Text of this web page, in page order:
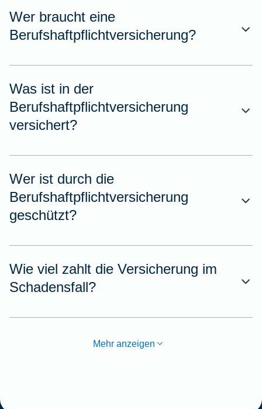
Wer braucht eine
Berufshaftpflichtversicherung?
Was ist in der
Berufshaftpflichtversicherung
versichert?
Wer ist durch die
Berufshaftpflichtversicherung
geschützt?
Wie viel zahlt die Versicherung im
Schadensfall?
Mehr anzeigen